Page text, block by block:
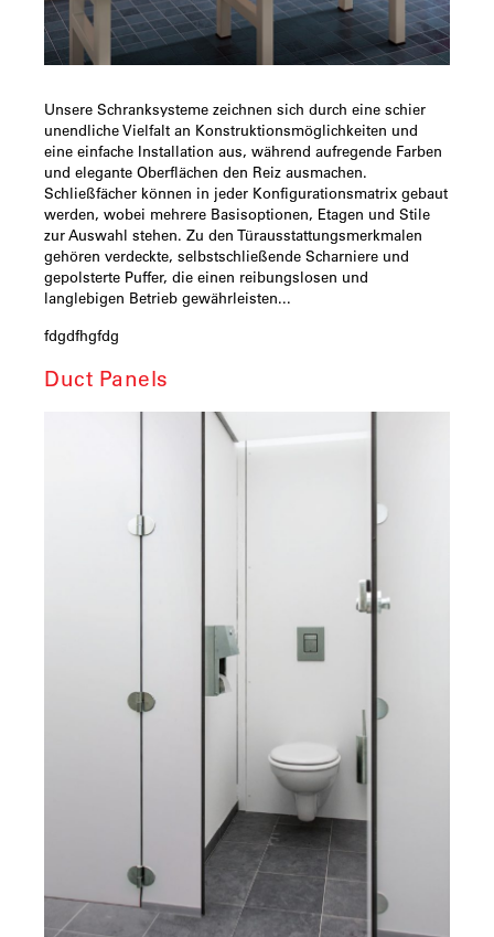
Unsere Schranksysteme zeichnen sich durch eine schier
unendliche Vielfalt an Konstruktionsmöglichkeiten und
eine einfache Installation aus, während aufregende Farben
und elegante Oberflächen den Reiz ausmachen.
Schließfächer können in jeder Konfigurationsmatrix gebaut
werden, wobei mehrere Basisoptionen, Etagen und Stile
zur Auswahl stehen. Zu den Türausstattungsmerkmalen
gehören verdeckte, selbstschließende Scharniere und
gepolsterte Puffer, die einen reibungslosen und
langlebigen Betrieb gewährleisten...
fdgdfhgfdg
Duct Panels